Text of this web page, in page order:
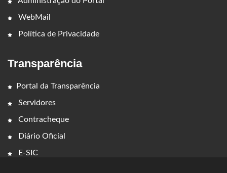
WebMail
Política de Privacidade
Transparência
Portal da Transparência
Servidores
Contracheque
Diário Oficial
E-SIC